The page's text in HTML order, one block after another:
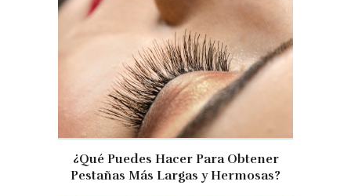
¿Qué Puedes Hacer Para Obtener
Pestañas Más Largas y Hermosas?